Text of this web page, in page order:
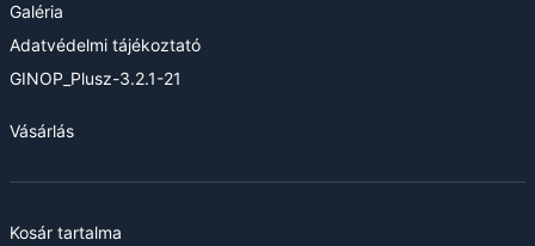
Galéria
Adatvédelmi tájékoztató
GINOP_Plusz-3.2.1-21
Vásárlás
Kosár tartalma